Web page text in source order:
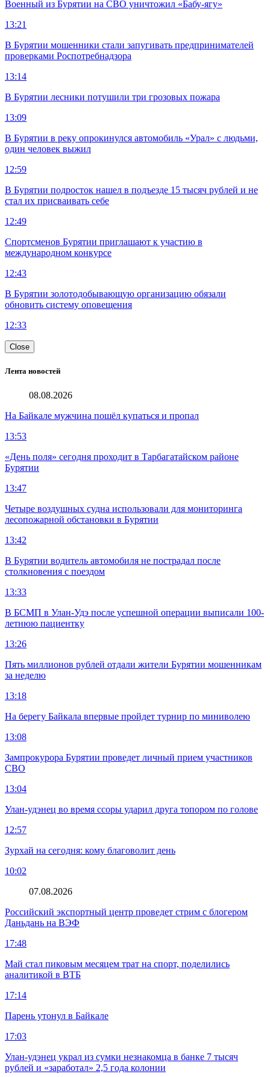
Военный из Бурятии на СВО уничтожил «Бабу-ягу»
13:21
В Бурятии мошенники стали запугивать предпринимателей
проверками Роспотребнадзора
13:14
В Бурятии лесники потушили три грозовых пожара
13:09
В Бурятии в реку опрокинулся автомобиль «Урал» с людьми,
один человек выжил
12:59
В Бурятии подросток нашел в подъезде 15 тысяч рублей и не
стал их присваивать себе
12:49
Спортсменов Бурятии приглашают к участию в
международном конкурсе
12:43
В Бурятии золотодобывающую организацию обязали
обновить систему оповещения
12:33
Close
Лента новостей
08.08.2026
На Байкале мужчина пошёл купаться и пропал
13:53
«День поля» сегодня проходит в Тарбагатайском районе
Бурятии
13:47
Четыре воздушных судна использовали для мониторинга
лесопожарной обстановки в Бурятии
13:42
В Бурятии водитель автомобиля не пострадал после
столкновения с поездом
13:33
В БСМП в Улан-Удэ после успешной операции выписали 100-
летнюю пациентку
13:26
Пять миллионов рублей отдали жители Бурятии мошенникам
за неделю
13:18
На берегу Байкала впервые пройдет турнир по миниволею
13:08
Зампрокурора Бурятии проведет личный прием участников
СВО
13:04
Улан-удэнец во время ссоры ударил друга топором по голове
12:57
Зурхай на сегодня: кому благоволит день
10:02
07.08.2026
Российский экспортный центр проведет стрим с блогером
Даньдань на ВЭФ
17:48
Май стал пиковым месяцем трат на спорт, поделились
аналитикой в ВТБ
17:14
Парень утонул в Байкале
17:03
Улан-удэнец украл из сумки незнакомца в банке 7 тысяч
рублей и «заработал» 2,5 года колонии